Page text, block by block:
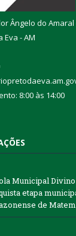
Ângelo do Amaral
Eva - AM
8:00 às 14:00
Municipal
etapa
de